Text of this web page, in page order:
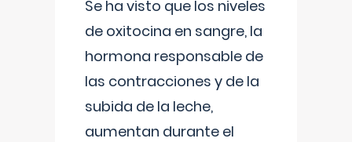
Se ha visto que los niveles
de oxitocina en sangre, la
hormona responsable de
las contracciones y de la
subida de la leche,
aumentan durante el